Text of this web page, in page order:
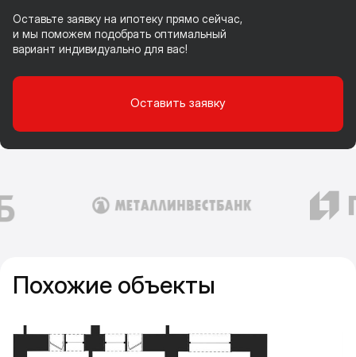
Оставьте заявку на ипотеку прямо сейчас,
и мы поможем подобрать оптимальный
вариант индивидуально для вас!
Оставить заявку
Похожие объекты